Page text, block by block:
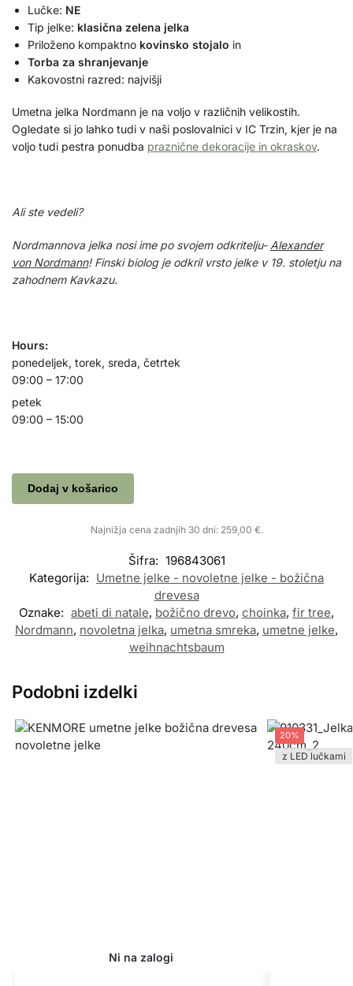
Lučke: NE
Tip jelke: klasična zelena jelka
Priloženo kompaktno kovinsko stojalo in
Torba za shranjevanje
Kakovostni razred: najvišji
Umetna jelka Nordmann je na voljo v različnih velikostih.
Ogledate si jo lahko tudi v naši poslovalnici v IC Trzin, kjer je na
voljo tudi pestra ponudba praznične dekoracije in okraskov.
Ali ste vedeli?
Nordmannova jelka nosi ime po svojem odkritelju- Alexander
von Nordmann! Finski biolog je odkril vrsto jelke v 19. stoletju na
zahodnem Kavkazu.
Hours:
ponedeljek, torek, sreda, četrtek
09:00 – 17:00
petek
09:00 – 15:00
Dodaj v košarico
Najnižja cena zadnjih 30 dni: 259,00 €.
Šifra: 196843061
Kategorija: Umetne jelke - novoletne jelke - božična
drevesa
Oznake: abeti di natale, božično drevo, choinka, fir tree,
Nordmann, novoletna jelka, umetna smreka, umetne jelke,
weihnachtsbaum
Podobni izdelki
20%
z LED lučkami